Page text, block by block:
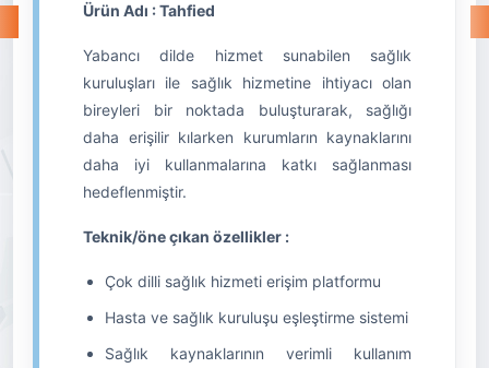
Ürün Adı : Tahfied
Yabancı dilde hizmet sunabilen sağlık
kuruluşları ile sağlık hizmetine ihtiyacı olan
bireyleri bir noktada buluşturarak, sağlığı
daha erişilir kılarken kurumların kaynaklarını
daha iyi kullanmalarına katkı sağlanması
hedeflenmiştir.
Teknik/öne çıkan özellikler :
Çok dilli sağlık hizmeti erişim platformu
Hasta ve sağlık kuruluşu eşleştirme sistemi
Sağlık kaynaklarının verimli kullanım